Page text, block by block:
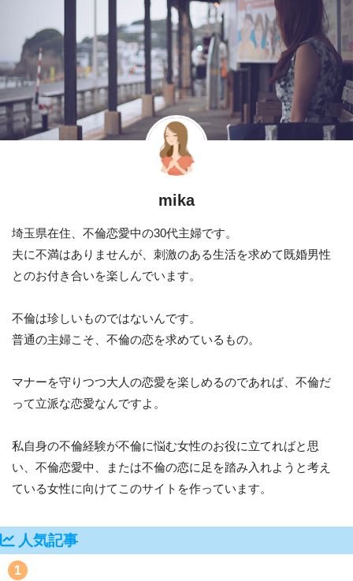
mika
埼玉県在住、不倫恋愛中の30代主婦です。
夫に不満はありませんが、刺激のある生活を求めて既婚男性
とのお付き合いを楽しんでいます。
不倫は珍しいものではないんです。
普通の主婦こそ、不倫の恋を求めているもの。
マナーを守りつつ大人の恋愛を楽しめるのであれば、不倫だ
って立派な恋愛なんですよ。
私自身の不倫経験が不倫に悩む女性のお役に立てればと思
い、不倫恋愛中、または不倫の恋に足を踏み入れようと考え
ている女性に向けてこのサイトを作っています。
人気記事
1